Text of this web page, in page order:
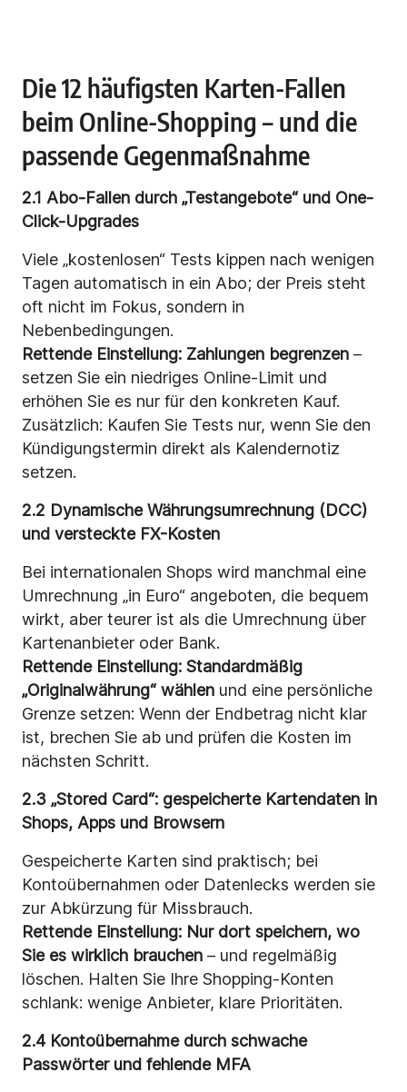
Die 12 häufigsten Karten-Fallen
beim Online-Shopping – und die
passende Gegenmaßnahme
2.1 Abo-Fallen durch „Testangebote“ und One-
Click-Upgrades
Viele „kostenlosen“ Tests kippen nach wenigen
Tagen automatisch in ein Abo; der Preis steht
oft nicht im Fokus, sondern in
Nebenbedingungen.
Rettende Einstellung: Zahlungen begrenzen –
setzen Sie ein niedriges Online-Limit und
erhöhen Sie es nur für den konkreten Kauf.
Zusätzlich: Kaufen Sie Tests nur, wenn Sie den
Kündigungstermin direkt als Kalendernotiz
setzen.
2.2 Dynamische Währungsumrechnung (DCC)
und versteckte FX-Kosten
Bei internationalen Shops wird manchmal eine
Umrechnung „in Euro“ angeboten, die bequem
wirkt, aber teurer ist als die Umrechnung über
Kartenanbieter oder Bank.
Rettende Einstellung: Standardmäßig
„Originalwährung“ wählen und eine persönliche
Grenze setzen: Wenn der Endbetrag nicht klar
ist, brechen Sie ab und prüfen die Kosten im
nächsten Schritt.
2.3 „Stored Card“: gespeicherte Kartendaten in
Shops, Apps und Browsern
Gespeicherte Karten sind praktisch; bei
Kontoübernahmen oder Datenlecks werden sie
zur Abkürzung für Missbrauch.
Rettende Einstellung: Nur dort speichern, wo
Sie es wirklich brauchen – und regelmäßig
löschen. Halten Sie Ihre Shopping-Konten
schlank: wenige Anbieter, klare Prioritäten.
2.4 Kontoübernahme durch schwache
Passwörter und fehlende MFA